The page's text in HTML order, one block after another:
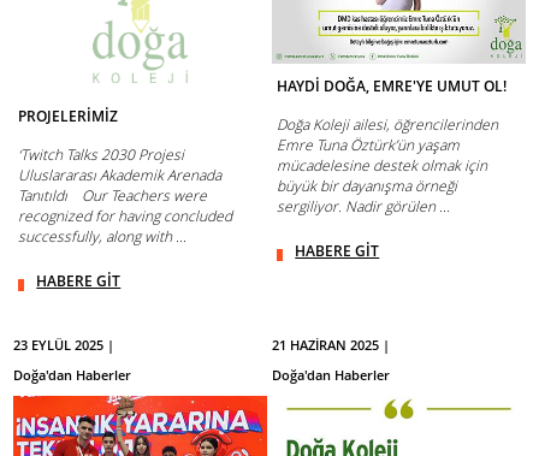
PROJELERİMİZ
‘Twitch Talks 2030 Projesi
Uluslararası Akademik Arenada
Tanıtıldı Our Teachers were
recognized for having concluded
successfully, along with ...
HABERE GİT
HAYDİ DOĞA, EMRE'YE UMUT OL!
Doğa Koleji ailesi, öğrencilerinden
Emre Tuna Öztürk’ün yaşam
mücadelesine destek olmak için
büyük bir dayanışma örneği
sergiliyor. Nadir görülen ...
HABERE GİT
23 EYLÜL 2025 |
Doğa'dan Haberler
21 HAZİRAN 2025 |
Doğa'dan Haberler